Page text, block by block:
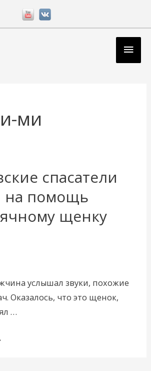
ми
спасатели
помощь
щенку
услышал звуки, похожие
Оказалось, что это щенок,
…